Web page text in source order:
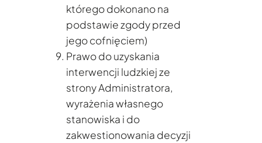
którego dokonano na
podstawie zgody przed
jego cofnięciem)
Prawo do uzyskania
interwencji ludzkiej ze
strony Administratora,
wyrażenia własnego
stanowiska i do
zakwestionowania decyzji